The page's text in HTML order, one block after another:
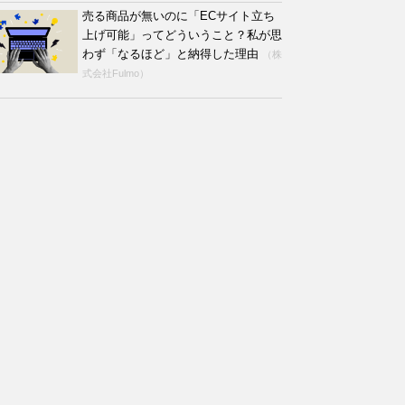
売る商品が無いのに「ECサイト立ち
上げ可能」ってどういうこと？私が思
わず「なるほど」と納得した理由
（株
式会社Fulmo）